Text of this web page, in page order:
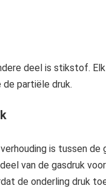
deel is stikstof.
de partiële druk.
is tussen de
van de gasdruk
de onderling druk